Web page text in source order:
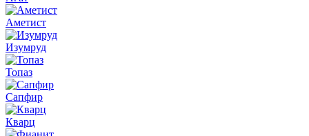
Аметист
Изумруд
Топаз
Сапфир
Кварц